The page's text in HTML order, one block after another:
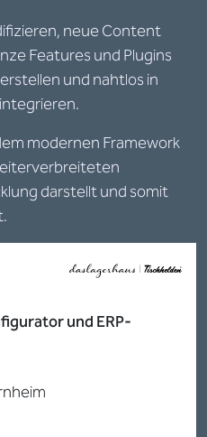
neue Content
Features und Plugins
und nahtlos in
modernen Framework
darstellt und somit
und ERP-